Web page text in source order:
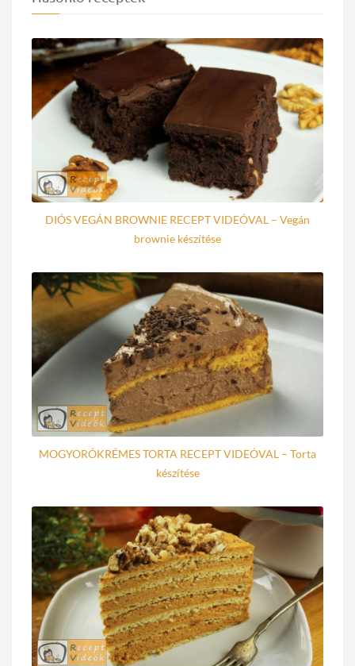
DIÓS VEGÁN BROWNIE RECEPT VIDEÓVAL – Vegán
brownie készítése
MOGYORÓKRÉMES TORTA RECEPT VIDEÓVAL – Torta
készítése